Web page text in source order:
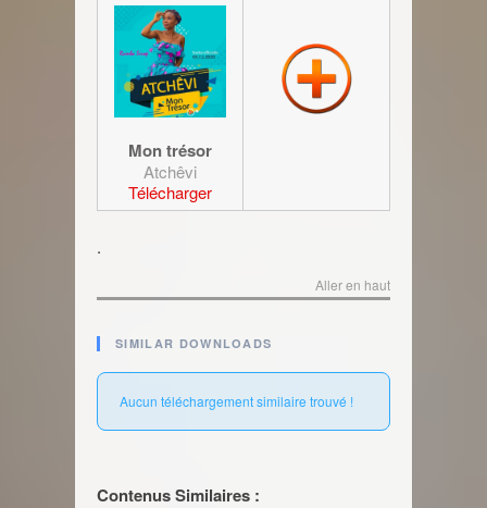
Mon trésor
Atchêvi
Télécharger
.
Aller en haut
SIMILAR DOWNLOADS
Aucun téléchargement similaire trouvé !
Contenus Similaires :